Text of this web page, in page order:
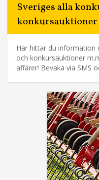
Sveriges alla
Här hittar du information
och konkursauktioner
affärer! Bevaka via SMS